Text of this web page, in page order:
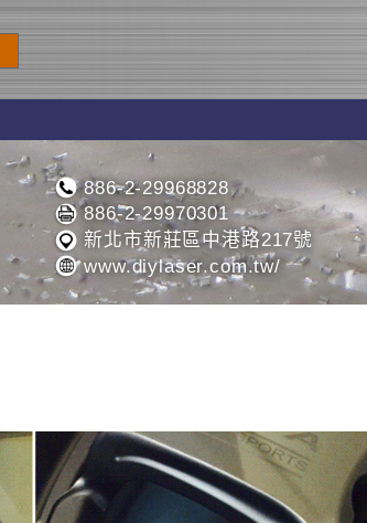
886-2-29968828
886-2-29970301
新北市新莊區中港路217號
www.diylaser.com.tw/